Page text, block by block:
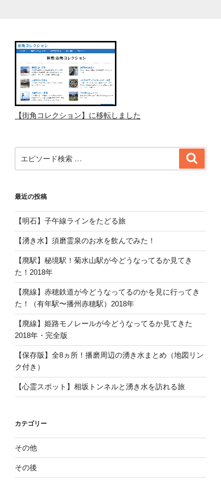
【街角コレクション】に移転しました
索:
最近の投稿
【明石】子午線ラインをたどる旅
【湧き水】須磨霊泉のお水を飲んでみた！
【廃駅】秘境駅！菊水山駅が今どうなってるか見てき
た！2018年
【廃線】赤穂鉄道が今どうなってるのかを見に行ってき
た！（有年駅〜播州赤穂駅）2018年
【廃線】姫路モノレールが今どうなってるか見てきた
2018年・完全版
【保存版】全8ヵ所！播磨周辺の湧き水まとめ（地図リン
ク付き）
【心霊スポット】相坂トンネルと湧き水を訪れる旅
カテゴリー
その他
その後